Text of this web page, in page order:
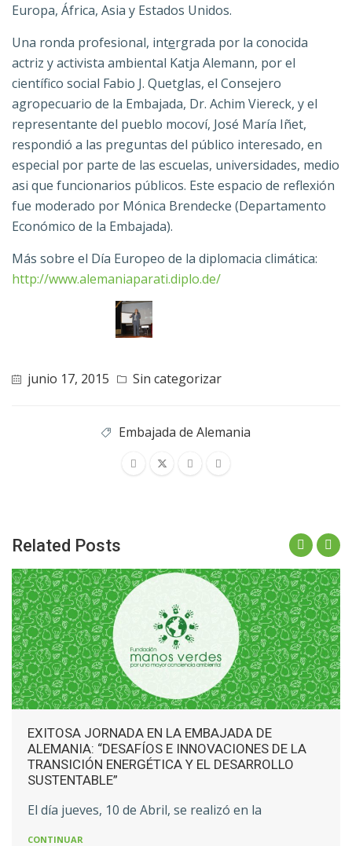
Europa, África, Asia y Estados Unidos.
Una ronda profesional, intergrada por la conocida
actriz y activista ambiental Katja Alemann, por el
científico social Fabio J. Quetglas, el Consejero
agropecuario de la Embajada, Dr. Achim Viereck, y el
representante del pueblo mocoví, José María Iñet,
respondió a las preguntas del público interesado, en
especial por parte de las escuelas, universidades, medio
asi que funcionarios públicos. Este espacio de reflexión
fue moderado por Mónica Brendecke (Departamento
Económico de la Embajada).
Más sobre el Día Europeo de la diplomacia climática:
http://www.alemaniaparati.diplo.de/
junio 17, 2015 Sin categorizar
Embajada de Alemania
Related Posts
EXITOSA JORNADA EN LA EMBAJADA DE
ALEMANIA: “DESAFÍOS E INNOVACIONES DE LA
TRANSICIÓN ENERGÉTICA Y EL DESARROLLO
SUSTENTABLE”
El día jueves, 10 de Abril, se realizó en la
CONTINUAR